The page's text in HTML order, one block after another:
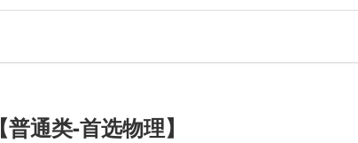
【普通类-首选物理】